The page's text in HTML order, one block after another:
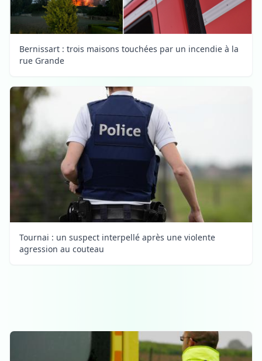
Bernissart : trois maisons touchées par un incendie à la
rue Grande
Tournai : un suspect interpellé après une violente
agression au couteau